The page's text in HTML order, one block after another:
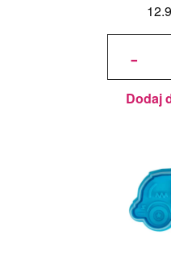
-
ilość
z
Krowa - 7
- Städter
Dodaj